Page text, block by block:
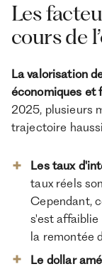
Les
cours de
La valorisation
économiques et
2025, plusieurs
trajectoire
Les taux
taux réels
Cependant,
s'est
la remontée
Le dollar